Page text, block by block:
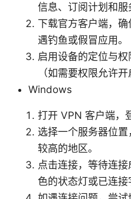
信息、订阅计划和服
下载官方客户端，
遇钓鱼或假冒应用。
启用设备的定位与
（如需要权限允许
Windows
打开 VPN 客户端，
选择一个服务器位
较高的地区。
点击连接，等待连
色的状态灯或已连接